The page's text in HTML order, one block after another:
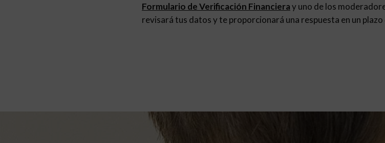
Formulario de Verificación Financieray uno de los
revisará tus datos y te proporcionará una respuesta en un